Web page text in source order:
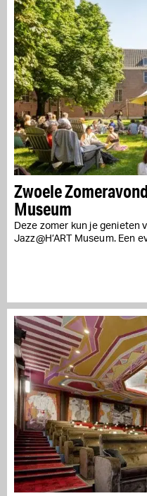
Zwoele
Museum
Deze zomer kun je genieten
Jazz@H’ART Museum. Een